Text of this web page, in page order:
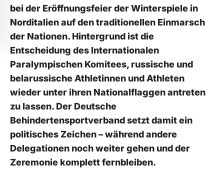
bei der Eröffnungsfeier der Winterspiele in
Norditalien auf den traditionellen Einmarsch
der Nationen. Hintergrund ist die
Entscheidung des Internationalen
Paralympischen Komitees, russische und
belarussische Athletinnen und Athleten
wieder unter ihren Nationalflaggen antreten
zu lassen. Der Deutsche
Behindertensportverband setzt damit ein
politisches Zeichen – während andere
Delegationen noch weiter gehen und der
Zeremonie komplett fernbleiben.